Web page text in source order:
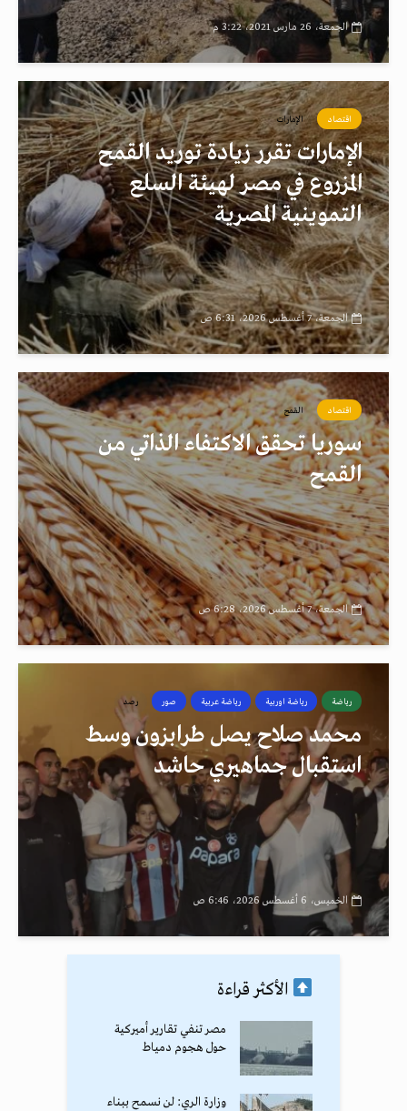
الجمعة، 26 مارس 2021، 3:22 م
اقتصاد الإمارات
الإمارات تقرر زيادة توريد القمح
المزروع في مصر لهيئة السلع
التموينية المصرية
الجمعة، 7 أغسطس 2026، 6:31 ص
اقتصاد القمح
سوريا تحقق الاكتفاء الذاتي من
القمح
الجمعة، 7 أغسطس 2026، 6:28 ص
رياضة رياضة اوربية رياضة عربية صور رصد
محمد صلاح يصل طرابزون وسط
استقبال جماهيري حاشد
الخميس، 6 أغسطس 2026، 6:46 ص
الأكثر قراءة
مصر تنفي تقارير أميركية
حول هجوم دمياط
وزارة الري: لن نسمح ببناء